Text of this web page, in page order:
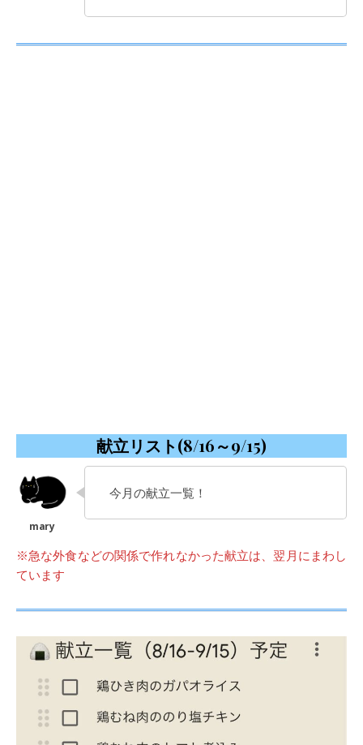
献立リスト(8/16～9/15)
今月の献立一覧！
※急な外食などの関係で作れなかった献立は、翌月にまわし
ています